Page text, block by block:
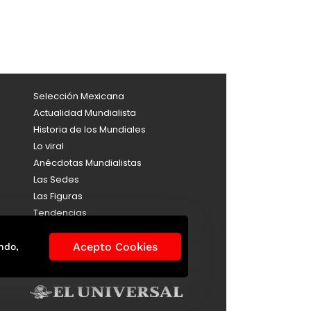
Selección Mexicana
Actualidad Mundialista
Historia de los Mundiales
Lo viral
Anécdotas Mundialistas
Las Sedes
Las Figuras
Tendencias
Directorio
Consultas
Aviso de Privacidad
Acepto Cookies